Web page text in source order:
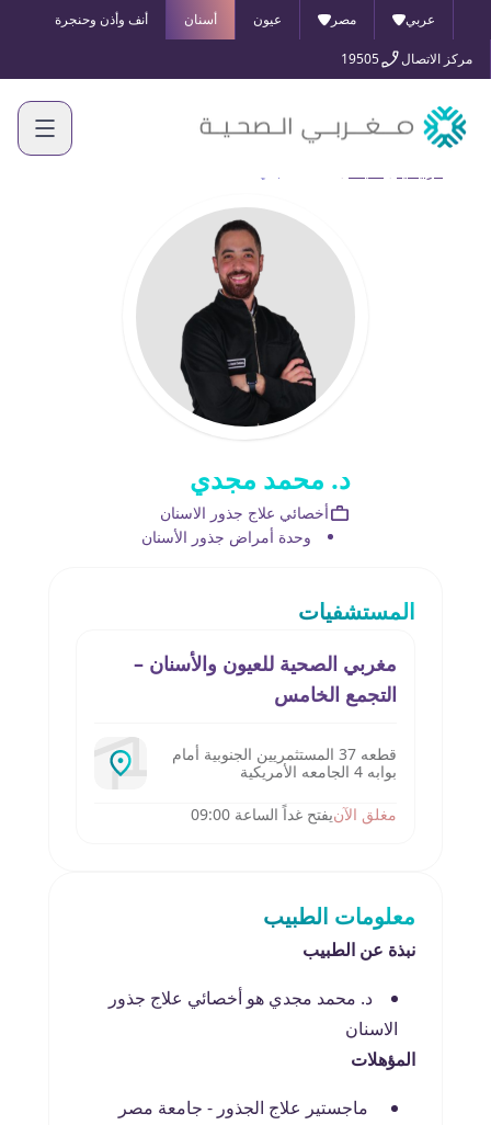
عربي مصر عيون أسنان أنف وأذن وحنجرة
مركز الاتصال 19505
د. محمد مجدي
أخصائي علاج جذور الاسنان
وحدة أمراض جذور الأسنان
المستشفيات
مغربي الصحية للعيون والأسنان –
التجمع الخامس
قطعه 37 المستثمريين الجنوبية أمام
بوابه 4 الجامعه الأمريكية
مغلق الآنيفتح غداً الساعة 09:00
معلومات الطبيب
نبذة عن الطبيب
د. محمد مجدي هو أخصائي علاج جذور
الاسنان
المؤهلات
ماجستير علاج الجذور - جامعة مصر